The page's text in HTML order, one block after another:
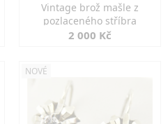
Vintage brož mašle z
pozlaceného stříbra
2 000 Kč
NOVÉ